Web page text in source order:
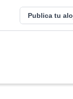
Publica tu